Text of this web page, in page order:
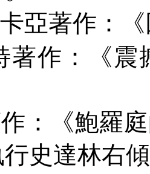
亞著作：
著作：《
：《鮑羅
史達林右